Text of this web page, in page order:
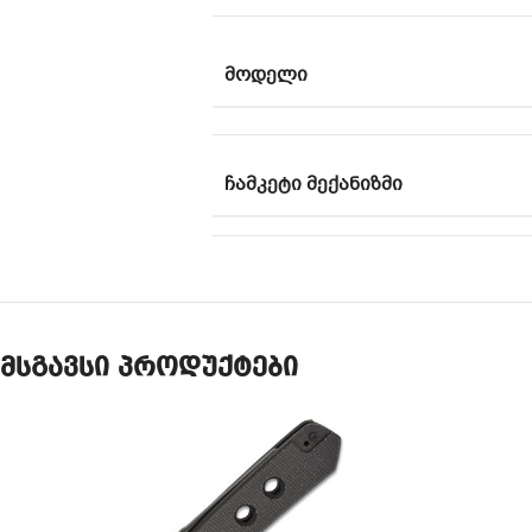
ᲛᲝᲓᲔᲚᲘ
ᲩᲐᲛᲙᲔᲢᲘ ᲛᲔᲥᲐᲜᲘᲖᲛᲘ
მსგავსი პროდუქტები